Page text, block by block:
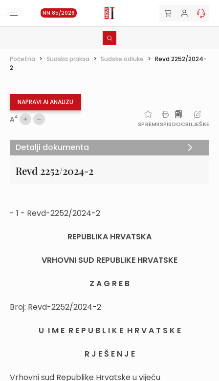
NN 85/2026
Početna > Sudska praksa > Sudske odluke > Revd 2252/2024-
2
NAPRAVI AI ANALIZU
AA
SPREMIISPISDOCBILJEŠKE
Revd 2252/2024-2
- 1 - Revd-2252/2024-2
REPUBLIKA HRVATSKA
VRHOVNI SUD REPUBLIKE HRVATSKE
Z A G R E B
Broj: Revd-2252/2024-2
U I M E R E P U B L I K E H R V A T S K E
R J E Š E N J E
Vrhovni sud Republike Hrvatske u vijeću
Detalji dokumenta